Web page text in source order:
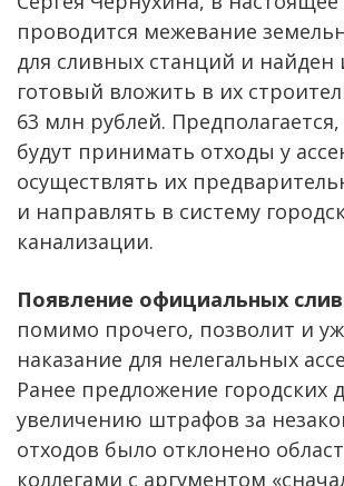
проводится межевание
для сливных станций и найден
готовый вложить в их
63 млн рублей.
будут принимать отходы у
осуществлять их
и направлять в систему
канализации.
Появление официальных
помимо прочего, позволит и
наказание для нелегальных
Ранее предложение городских
увеличению штрафов за
отходов было отклонено
коллегами с аргументом